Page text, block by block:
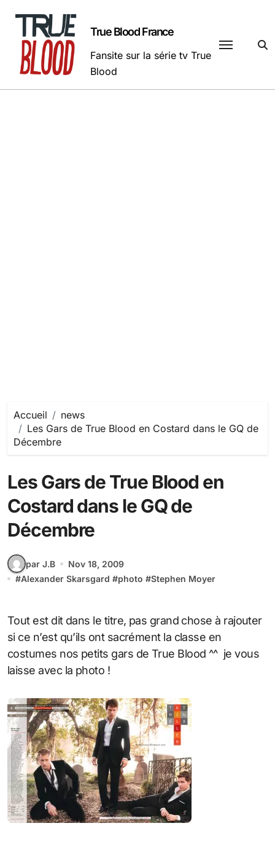
contenu
True Blood France
Fansite sur la série tv True
Blood
Accueil
news
Les Gars de True Blood en Costard dans le GQ de
Décembre
Les Gars de True Blood en
Costard dans le GQ de
Décembre
par J.B
Nov 18, 2009
#Alexander Skarsgard #photo #Stephen Moyer
Tout est dit dans le titre, pas grand chose à rajouter
si ce n’est qu’ils ont sacrément la classe en
costumes nos petits gars de True Blood ^^ je vous
laisse avec la photo !